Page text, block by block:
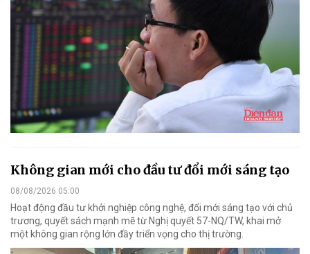
Không gian mới cho đầu tư đổi mới sáng tạo
08/08/2026 05:00
Hoạt động đầu tư khởi nghiệp công nghệ, đổi mới sáng tạo với chủ
trương, quyết sách mạnh mẽ từ Nghị quyết 57-NQ/TW, khai mở
một không gian rộng lớn đầy triển vọng cho thị trường.